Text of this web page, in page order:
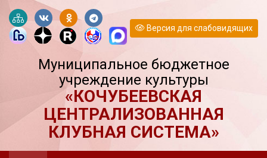
Версия для слабовидящих
Муниципальное бюджетное
учреждение культуры
«КОЧУБЕЕВСКАЯ
ЦЕНТРАЛИЗОВАННАЯ
КЛУБНАЯ СИСТЕМА»